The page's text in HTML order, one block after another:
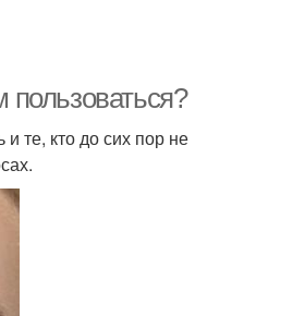
пользоваться?
те, кто до сих пор не